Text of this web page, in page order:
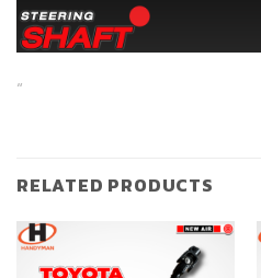
“
RELATED PRODUCTS